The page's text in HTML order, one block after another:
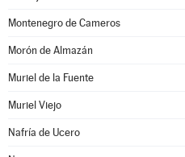
Montenegro de Cameros
Morón de Almazán
Muriel de la Fuente
Muriel Viejo
Nafría de Ucero